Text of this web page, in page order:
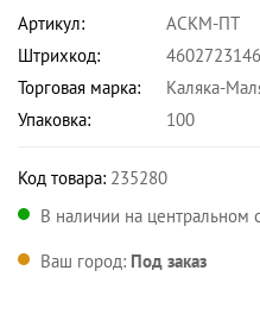
Артикул:
АСКМ-ПТ
Штрихкод:
Торговая марка:
Каляка-
Упаковка:
100
Код товара: 235280
В наличии на центральном
Ваш город: Под заказ